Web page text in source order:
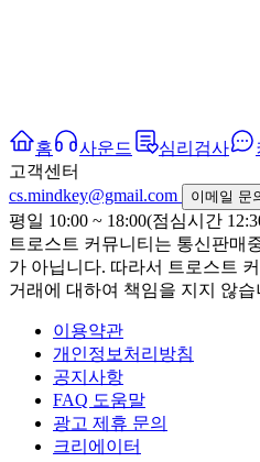
홈 사운드 심리검사
고객센터
cs.mindkey@gmail.com
이메일 문
평일 10:00 ~ 18:00(점심시간
트로스트 커뮤니티는 통신판매
가 아닙니다. 따라서 트로스트
거래에 대하여 책임을 지지 않습
이용약관
개인정보처리방침
공지사항
FAQ 도움말
광고 제휴 문의
크리에이터